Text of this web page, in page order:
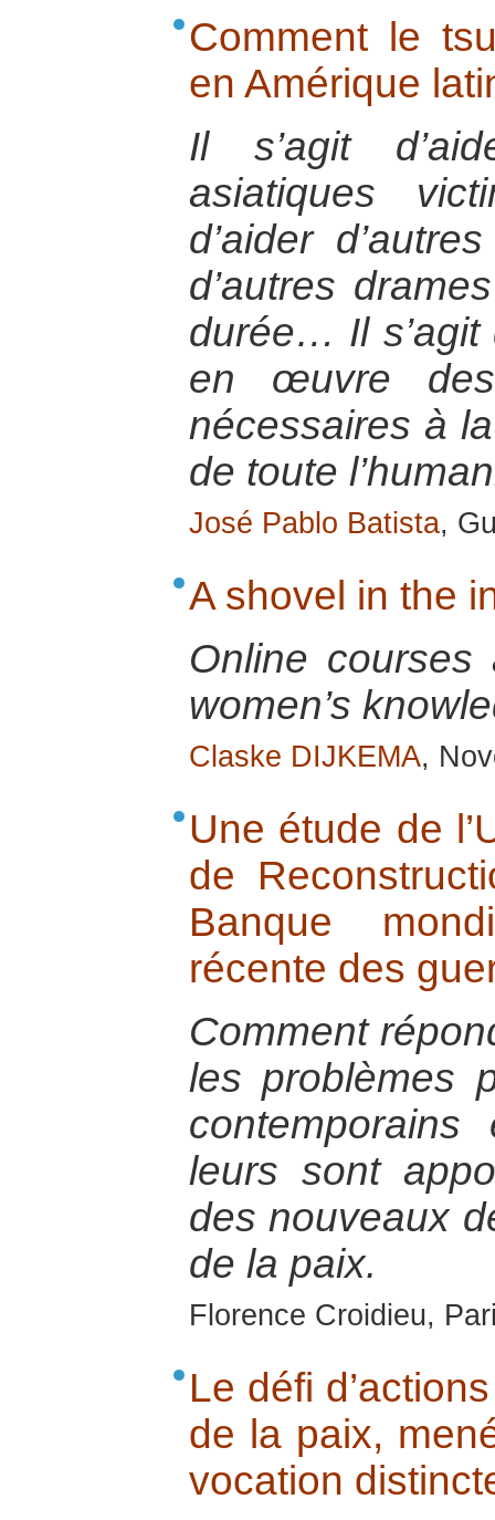
Comment le
en Amérique
Il s’agit
asiatiques
d’aider
d’autres
durée… Il s’agit
en œuvre des
nécessaires à
de toute
José Pablo Batista,
A shovel in the
Online
women’s
Claske DIJKEMA,
Une étude de
de
Banque
récente des
Comment
les problèmes
leurs sont
des nouveaux
de la paix.
Florence Croidieu,
Le défi
de la paix,
vocation